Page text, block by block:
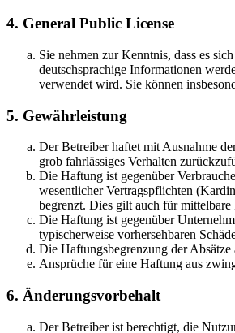
4. General Public License
Sie nehmen zur Kenntnis, dass es
deutschsprachige Informationen
verwendet wird. Sie können
5. Gewährleistung
Der Betreiber haftet mit Ausnahme
grob fahrlässiges Verhalten
Die Haftung ist gegenüber
wesentlicher Vertragspflichten
begrenzt. Dies gilt auch für
Die Haftung ist gegenüber
typischerweise vorhersehbaren
Die Haftungsbegrenzung der
Ansprüche für eine Haftung aus
6. Änderungsvorbehalt
Der Betreiber ist berechtigt, die